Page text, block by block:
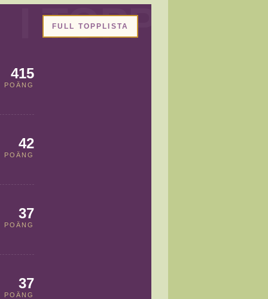
415
POÄNG
42
POÄNG
37
POÄNG
37
POÄNG
FULL TOPPLISTA